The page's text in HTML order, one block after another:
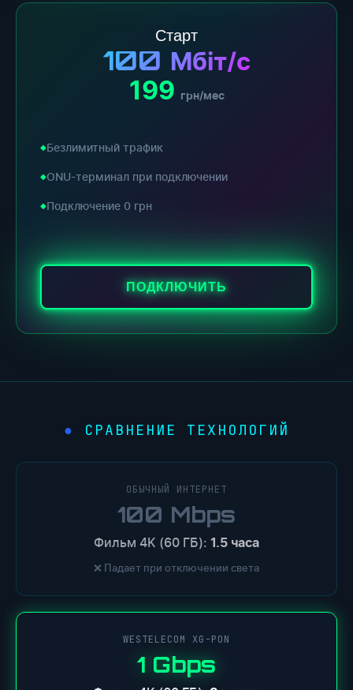
Старт
100 Мбіт/с
199 грн/мес
Безлимитный трафик
ONU-терминал при подключении
Подключение 0 грн
ПОДКЛЮЧИТЬ
СРАВНЕНИЕ ТЕХНОЛОГИЙ
ОБЫЧНЫЙ ИНТЕРНЕТ
100 Mbps
Фильм 4K (60 ГБ): 1.5 часа
❌ Падает при отключении света
WESTELECOM XG-PON
1 Gbps